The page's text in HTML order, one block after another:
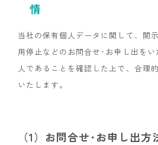
情
当社の保有個人データに関して、開
用停止などのお問合せ･お申し出を
人であることを確認した上で、合理
いたします。
（1）お問合せ･お申し出方